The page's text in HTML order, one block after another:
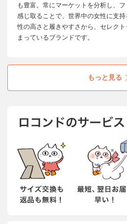
も豊富。常にマーケットを分析し、
感じ取ることで、世界中の女性に支
性の高さと履きやすさから、セレク
まっているブランドです。
もっと見る